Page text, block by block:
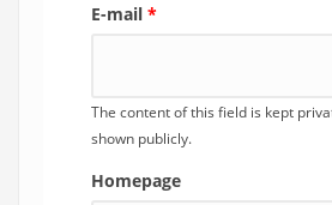
E-mail *
The content of this field is kept
shown publicly.
Homepage